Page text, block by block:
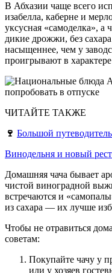
В Абхазии чаще всего
изабелла, каберне и
уксусная «самоделка», а
дикие дрожжи, без
насыщеннее, чем у
проигрывают в
ЧИТАЙТЕ ТАКЖЕ
🍷 Большой
Винодельня и новый
Домашняя чача бывает
чистой виноградной
встречаются и
из сахара — их лучше
Чтобы не отравиться
советам:
Покупайте чачу у
или у хозяев